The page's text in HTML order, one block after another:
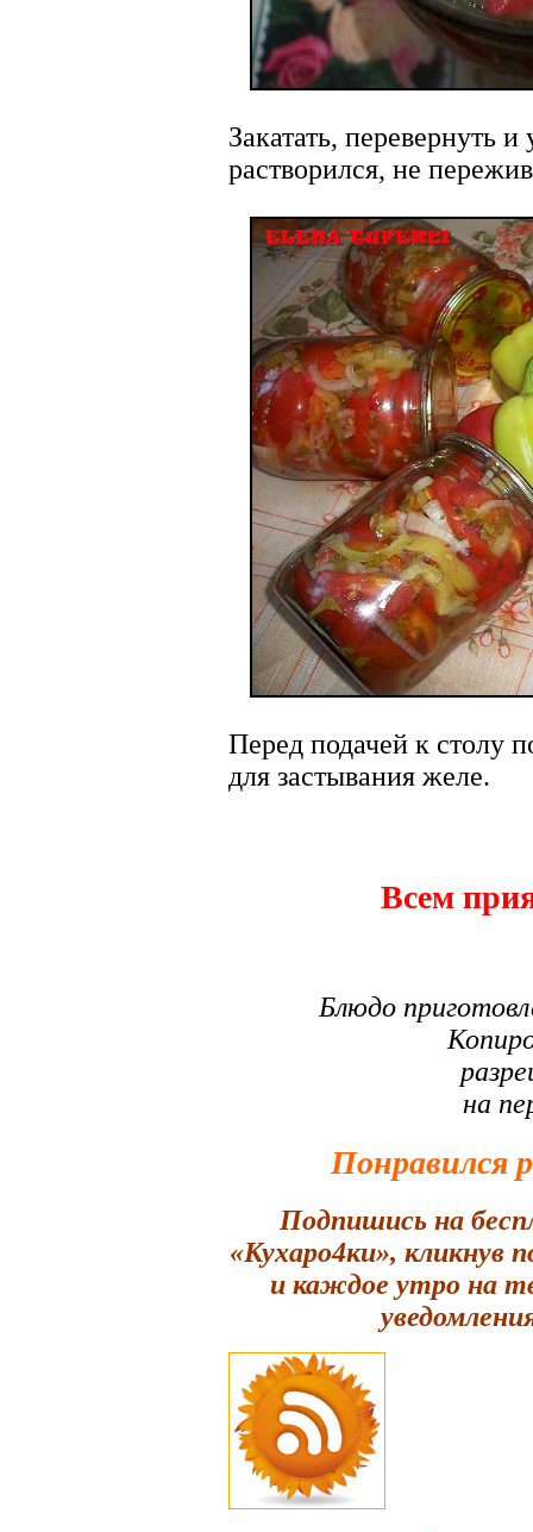
Закатать, перевернуть
растворился, не
Перед подачей к столу
для застывания желе.
Всем
Блюдо
на
Понравился
Подпишись на
«Кухаро4ки», кликнув
и каждое утро на